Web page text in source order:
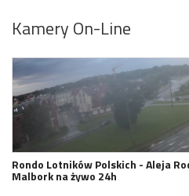
Kamery On-Line
Rondo Lotników Polskich - Aleja
Malbork na żywo 24h